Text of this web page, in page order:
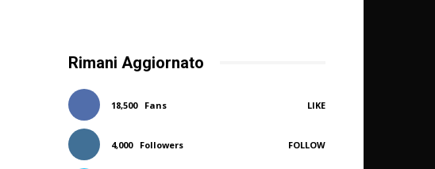
Rimani Aggiornato
18,500 Fans LIKE
4,000 Followers FOLLOW